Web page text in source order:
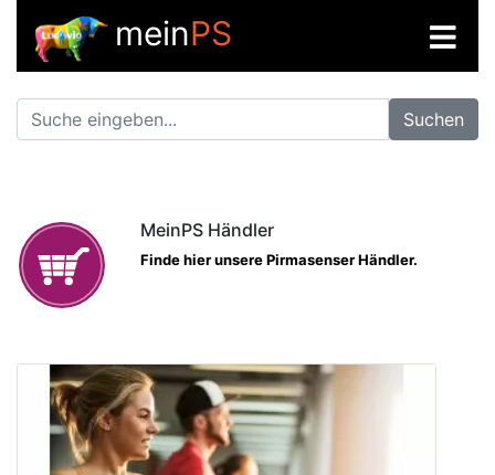
meinPS
Suchen
MeinPS Händler
Finde hier unsere Pirmasenser Händler.